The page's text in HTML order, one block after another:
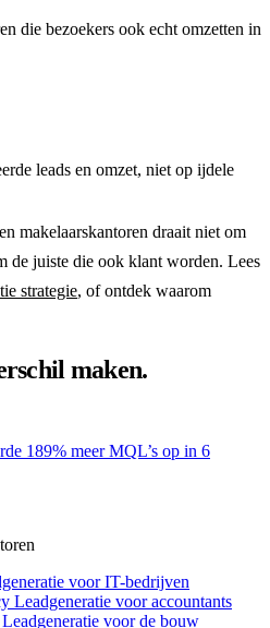
die bezoekers ook echt omzetten in
leads en omzet, niet op ijdele
makelaarskantoren draait niet om
de juiste die ook klant worden. Lees
strategie, of ontdek waarom
maken.
189% meer MQL’s op in 6
voor IT-bedrijven
Leadgeneratie voor accountants
Leadgeneratie voor de bouw